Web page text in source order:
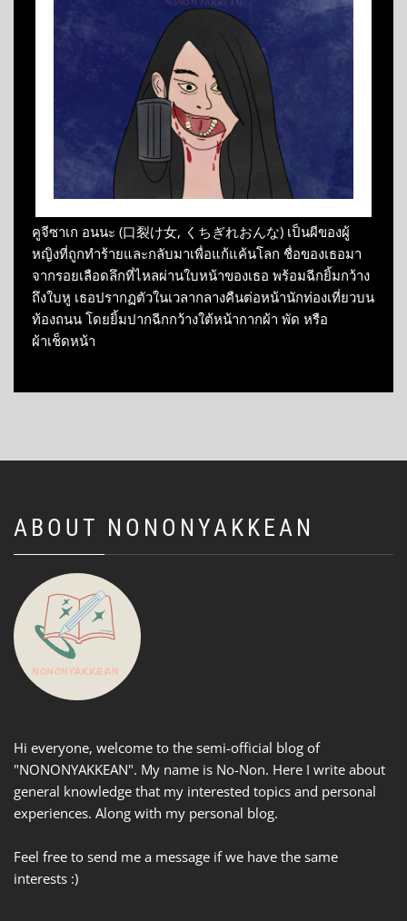
คูจีซาเก อนนะ (口裂け女, くちぎれおんな) เป็นผีของผู้
หญิงที่ถูกทำร้ายและกลับมาเพื่อแก้แค้นโลก ชื่อของเธอมา
จากรอยเลือดลึกที่ไหลผ่านใบหน้าของเธอ พร้อมฉีกยิ้มกว้าง
ถึงใบหู เธอปรากฏตัวในเวลากลางคืนต่อหน้านักท่องเที่ยวบน
ท้องถนน โดยยิ้มปากฉีกกว้างใต้หน้ากากผ้า พัด หรือ
ผ้าเช็ดหน้า
ABOUT NONONYAKKEAN
Hi everyone, welcome to the semi-official blog of
"NONONYAKKEAN". My name is No-Non. Here I write about
general knowledge that my interested topics and personal
experiences. Along with my personal blog.
Feel free to send me a message if we have the same
interests :)